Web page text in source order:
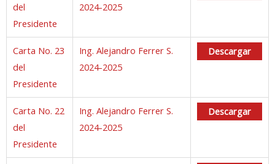
del
Presidente
2024-2025
Carta No. 23
del
Presidente
Ing. Alejandro Ferrer S.
2024-2025
Descargar
Carta No. 22
del
Presidente
Ing. Alejandro Ferrer S.
2024-2025
Descargar